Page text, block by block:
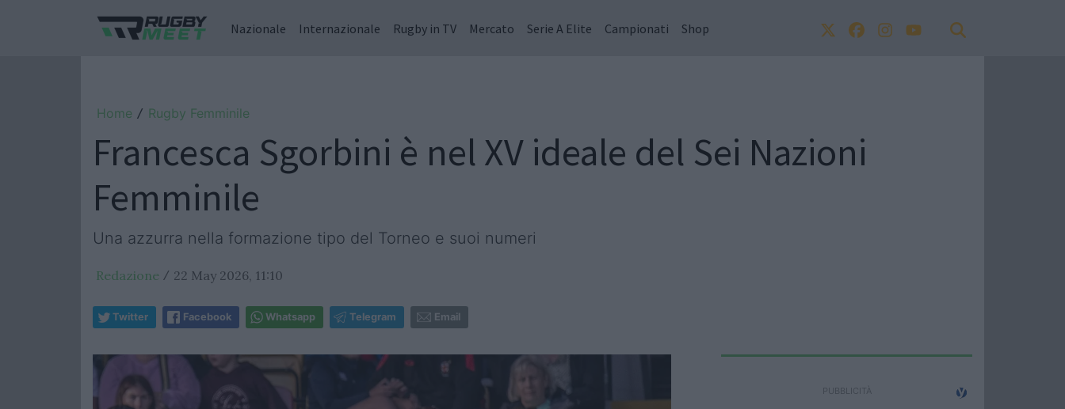
Nazionale Internazionale Rugby in TV Mercato Serie A Elite Campionati Shop
Home / Rugby Femminile
Francesca Sgorbini è nel XV ideale del Sei Nazioni
Femminile
Una azzurra nella formazione tipo del Torneo e suoi numeri
Redazione / 22 May 2026, 11:10
Twitter Facebook Whatsapp Telegram Email